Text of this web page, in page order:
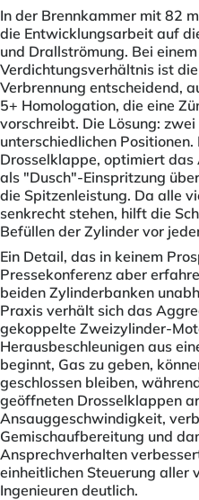
In der Brennkammer mit 82
die Entwicklungsarbeit auf
und Drallströmung. Bei
Verdichtungsverhältnis ist
Verbrennung entscheidend,
5+ Homologation, die eine
vorschreibt. Die Lösung:
unterschiedlichen
Drosselklappe, optimiert das
als "Dusch"-Einspritzung
die Spitzenleistung. Da alle
senkrecht stehen, hilft die
Befüllen der Zylinder vor
Ein Detail, das in keinem
Pressekonferenz aber
beiden Zylinderbanken
Praxis verhält sich das
gekoppelte Zweizylinder-
Herausbeschleunigen aus
beginnt, Gas zu geben,
geschlossen bleiben,
geöffneten Drosselklappen
Ansauggeschwindigkeit,
Gemischaufbereitung und
Ansprechverhalten
einheitlichen Steuerung aller
Ingenieuren deutlich.